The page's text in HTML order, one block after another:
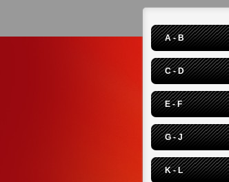
A - B
C - D
E - F
G - J
K - L